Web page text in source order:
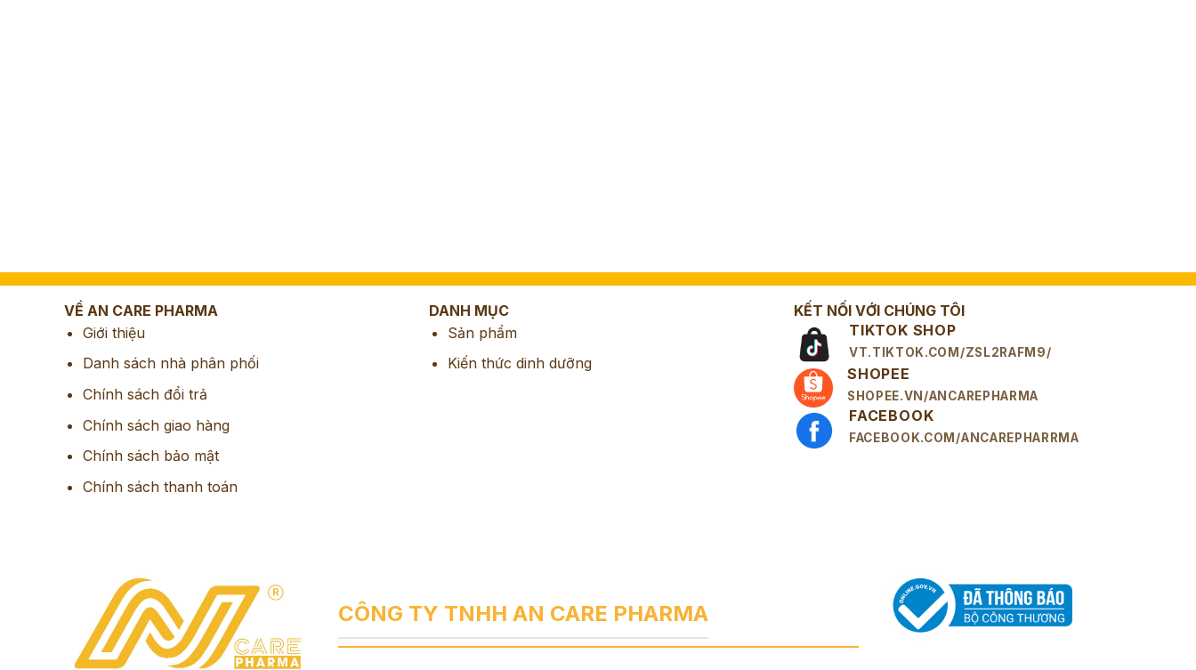
VỀ AN CARE PHARMA
Giới thiệu
Danh sách nhà phân phối
Chính sách đổi trả
Chính sách giao hàng
Chính sách bảo mật
Chính sách thanh toán
DANH MỤC
Sản phẩm
Kiến thức dinh dưỡng
KẾT NỐI VỚI CHÚNG TÔI
TIKTOK SHOP
VT.TIKTOK.COM/ZSL2RAFM9/
SHOPEE
SHOPEE.VN/ANCAREPHARMA
FACEBOOK
FACEBOOK.COM/ANCAREPHARRMA
CÔNG TY TNHH AN CARE PHARMA